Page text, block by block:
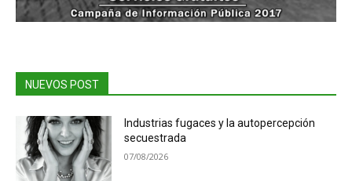
NUEVOS POST
Industrias fugaces y la autopercepción
secuestrada
07/08/2026